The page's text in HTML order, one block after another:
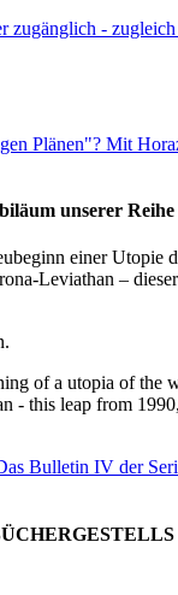
-
Plänen"? Mit
unserer
einer
Leviathan –
of a utopia of
- this leap from
Bulletin IV der